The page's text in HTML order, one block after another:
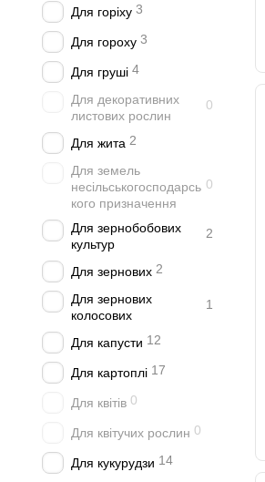
Для горіху 3
Для гороху 3
Для груші 4
Для декоративних
листових рослин
0
Для жита 2
Для земель
несільськогосподарсь
кого призначення
0
Для зернобобових
культур
2
Для зернових 2
Для зернових
колосових
1
Для капусти 12
Для картоплі 17
Для квітів 0
Для квітучих рослин 0
Для кукурудзи 14